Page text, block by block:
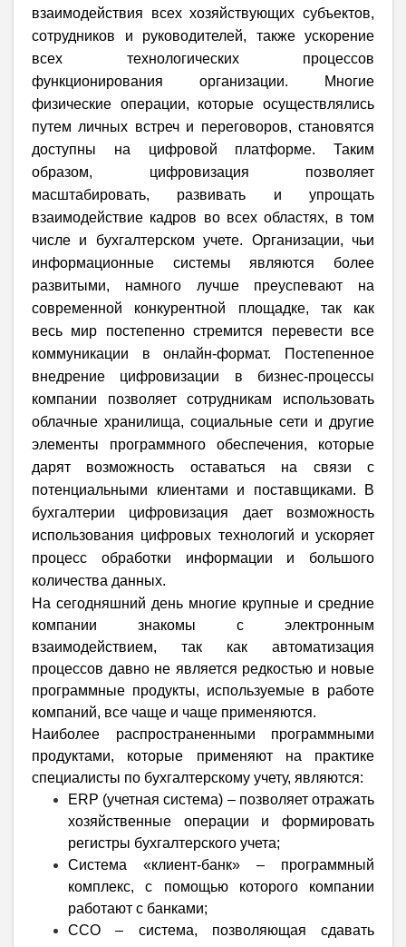
взаимодействия всех хозяйствующих субъектов,
сотрудников и руководителей, также ускорение
всех технологических процессов
функционирования организации. Многие
физические операции, которые осуществлялись
путем личных встреч и переговоров, становятся
доступны на цифровой платформе. Таким
образом, цифровизация позволяет
масштабировать, развивать и упрощать
взаимодействие кадров во всех областях, в том
числе и бухгалтерском учете. Организации, чьи
информационные системы являются более
развитыми, намного лучше преуспевают на
современной конкурентной площадке, так как
весь мир постепенно стремится перевести все
коммуникации в онлайн-формат. Постепенное
внедрение цифровизации в бизнес-процессы
компании позволяет сотрудникам использовать
облачные хранилища, социальные сети и другие
элементы программного обеспечения, которые
дарят возможность оставаться на связи с
потенциальными клиентами и поставщиками. В
бухгалтерии цифровизация дает возможность
использования цифровых технологий и ускоряет
процесс обработки информации и большого
количества данных.
На сегодняшний день многие крупные и средние
компании знакомы с электронным
взаимодействием, так как автоматизация
процессов давно не является редкостью и новые
программные продукты, используемые в работе
компаний, все чаще и чаще применяются.
Наиболее распространенными программными
продуктами, которые применяют на практике
специалисты по бухгалтерскому учету, являются:
ERP (учетная система) – позволяет отражать
хозяйственные операции и формировать
регистры бухгалтерского учета;
Система «клиент-банк» – программный
комплекс, с помощью которого компании
работают с банками;
ССО – система, позволяющая сдавать